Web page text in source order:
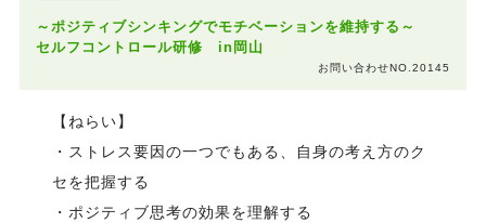
～ポジティブシンキングでモチベーションを維持する～
セルフコントロール研修 in岡山
お問い合わせNO.20145
【ねらい】
・ストレス要因の一つでもある、自身の考え方のク
セを把握する
・ポジティブ思考の効果を理解する